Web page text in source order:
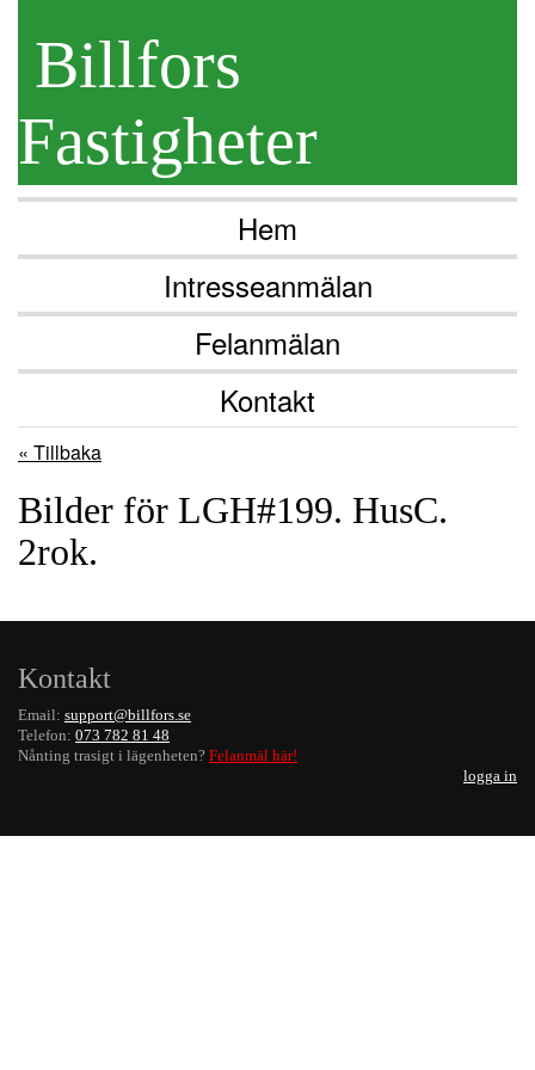
Billfors
Fastigheter
Hem
Intresseanmälan
Felanmälan
Kontakt
« Tillbaka
Bilder för LGH#199. HusC.
2rok.
Kontakt
Email: support@billfors.se
Telefon: 073 782 81 48
Nånting trasigt i lägenheten? Felanmäl här!
logga in